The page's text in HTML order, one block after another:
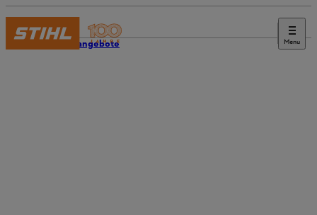
Menu
Stellenangebote